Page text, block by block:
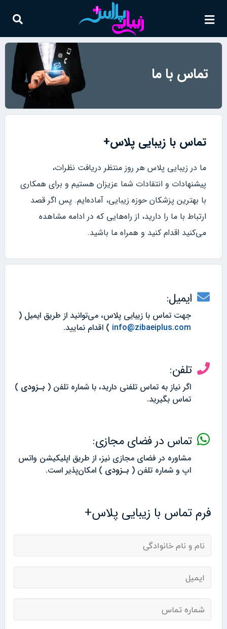
تماس با ما
تماس با زیبایی پلاس+
ما در زیبایی پلاس هر روز منتظر دریافت نظرات،
پیشنهادات و انتقادات شما عزیزان هستیم و برای همکاری
با بهترین پزشکان حوزه زیبایی، آماده‌ایم. پس اگر قصد
ارتباط با ما را دارید، از راه‌هایی که در ادامه مشاهده
می‌کنید اقدام کنید و همراه ما باشید.
ایمیل:
جهت تماس با زیبایی پلاس، می‌توانید از طریق ایمیل (
info@zibaeiplus.com ) اقدام نمایید.
تلفن:
اگر نیاز به تماس تلفنی دارید، با شماره تلفن ( بـزودی )
تماس بگیرید.
تماس در فضای مجازی:
مشاوره در فضای مجازی نیز، از طریق اپلیکیشن واتس
اپ و شماره تلفن ( بـزودی ) امکان‌پذیر است.
فرم تماس با زیبایی پلاس+